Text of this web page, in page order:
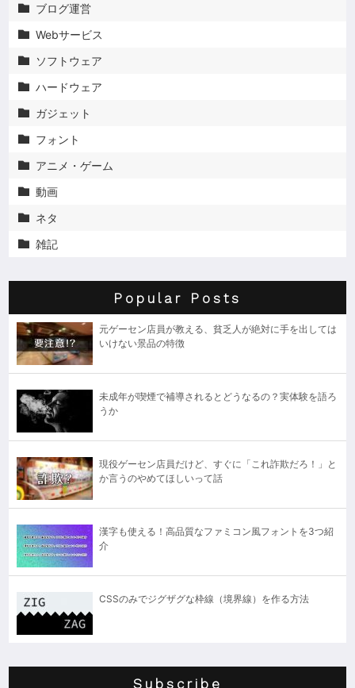
 ブログ運営
 Webサービス
 ソフトウェア
 ハードウェア
 ガジェット
 フォント
 アニメ・ゲーム
 動画
 ネタ
 雑記
Popular Posts
元ゲーセン店員が教える、貧乏人が絶対に手を出しては
いけない景品の特徴
未成年が喫煙で補導されるとどうなるの？実体験を語ろ
うか
現役ゲーセン店員だけど、すぐに「これ詐欺だろ！」と
か言うのやめてほしいって話
漢字も使える！高品質なファミコン風フォントを3つ紹
介
CSSのみでジグザグな枠線（境界線）を作る方法
Subscribe